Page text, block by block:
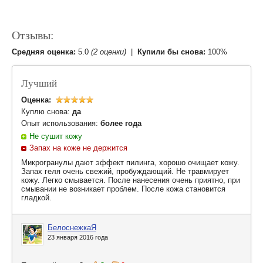
Отзывы:
Средняя оценка: 5.0 (2 оценки) Купили бы снова: 100%
Лучший
Оценка:
Куплю снова: да
Опыт использования: более года
Не сушит кожу
Запах на коже не держится
Микрогранулы дают эффект пилинга, хорошо очищает кожу.
Запах геля очень свежий, пробуждающий. Не травмирует
кожу. Легко смывается. После нанесения очень приятно, при
смывании не возникает проблем. После кожа становится
гладкой.
БелоснежкаЯ
23 января 2016 года